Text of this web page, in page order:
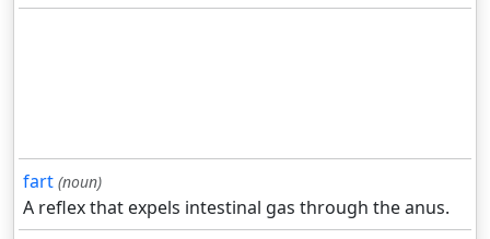
fart (noun)
A reflex that expels intestinal gas through the anus.